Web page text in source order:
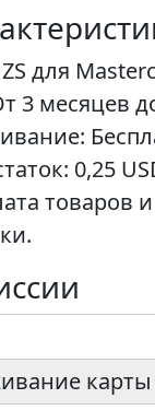
для
3 месяцев
0,25
товаров
карты